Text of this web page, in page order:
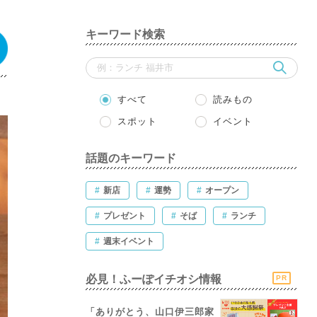
キーワード検索
すべて 読みもの
スポット イベント
話題のキーワード
# 新店 # 運勢 # オープン
# プレゼント # そば # ランチ
# 週末イベント
必見！ふーぽイチオシ情報 PR
「ありがとう、山口伊三郎家